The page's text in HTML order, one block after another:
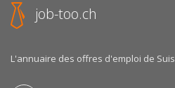
job-too.ch
L'annuaire des offres d'emploi de